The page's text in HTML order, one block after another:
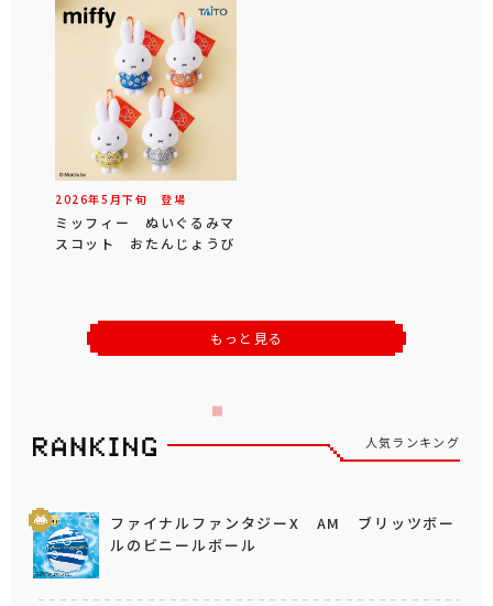
2026年5 月下旬 登場
ミッフィー ぬいぐるみマ
スコット おたんじょうび
もっと見る
人気ランキング
ファイナルファンタジーX AM ブリッツボー
ルのビニールボール